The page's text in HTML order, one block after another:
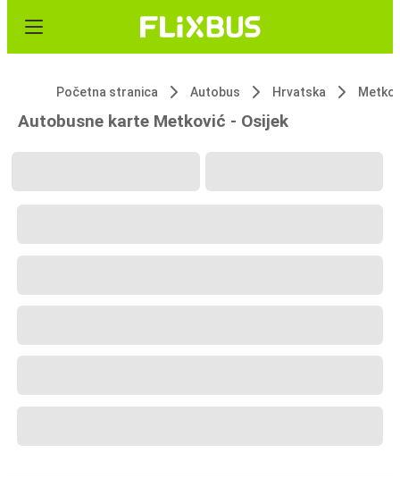
Početna stranica Autobus Hrvatska
Autobusne karte Metković - Osijek